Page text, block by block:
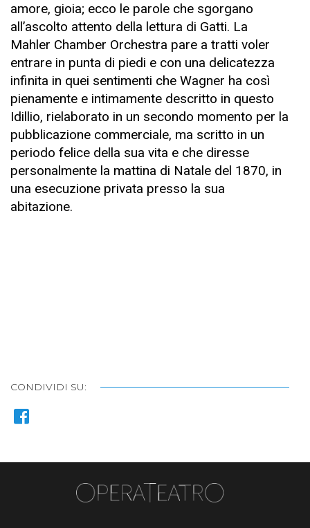
amore, gioia; ecco le parole che sgorgano
all’ascolto attento della lettura di Gatti. La
Mahler Chamber Orchestra pare a tratti voler
entrare in punta di piedi e con una delicatezza
infinita in quei sentimenti che Wagner ha così
pienamente e intimamente descritto in questo
Idillio, rielaborato in un secondo momento per la
pubblicazione commerciale, ma scritto in un
periodo felice della sua vita e che diresse
personalmente la mattina di Natale del 1870, in
una esecuzione privata presso la sua
abitazione.
CONDIVIDI SU: